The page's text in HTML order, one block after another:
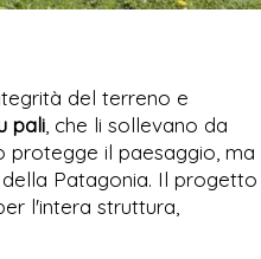
del terreno e
pali, che li sollevano da
protegge il paesaggio, ma
Patagonia. Il progetto
l'intera struttura,